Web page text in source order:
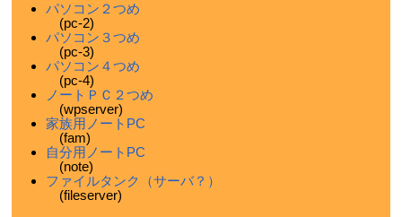
パソコン２つめ
(pc-2)
パソコン３つめ
(pc-3)
パソコン４つめ
(pc-4)
ノートＰＣ２つめ
(wpserver)
家族用ノートPC
(fam)
自分用ノートPC
(note)
ファイルタンク（サーバ？）
(fileserver)